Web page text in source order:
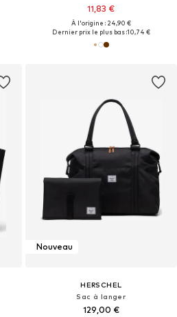
11,83 €
À l'origine : 24,90 €
Dernier prix le plus bas :10,74 €
Nouveau
HERSCHEL
Sac à langer
129,00 €